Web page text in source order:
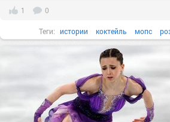
1 0
Теги: истории коктейль мопс